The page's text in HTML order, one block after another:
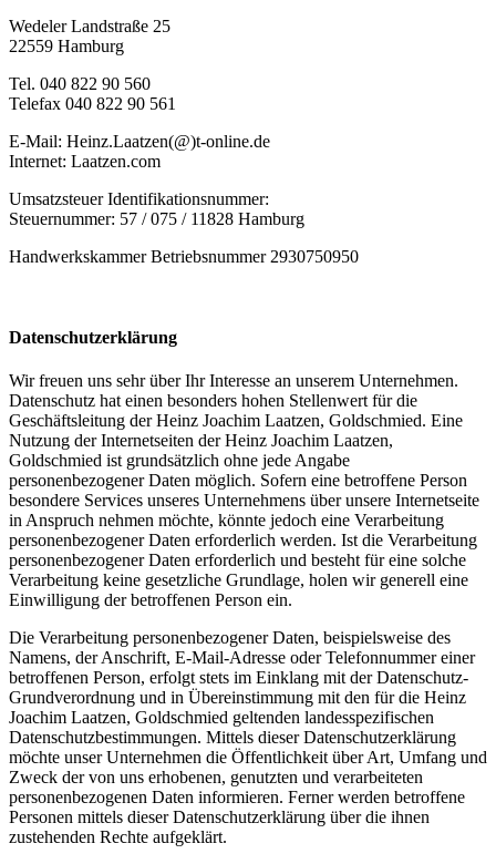
Wedeler Landstraße 25
22559 Hamburg
Tel. 040 822 90 560
Telefax 040 822 90 561
E-Mail: Heinz.Laatzen(@)t-online.de
Internet: Laatzen.com
Umsatzsteuer Identifikationsnummer:
Steuernummer: 57 / 075 / 11828 Hamburg
Handwerkskammer Betriebsnummer 2930750950
Datenschutzerklärung
Wir freuen uns sehr über Ihr Interesse an unserem Unternehmen.
Datenschutz hat einen besonders hohen Stellenwert für die
Geschäftsleitung der Heinz Joachim Laatzen, Goldschmied. Eine
Nutzung der Internetseiten der Heinz Joachim Laatzen,
Goldschmied ist grundsätzlich ohne jede Angabe
personenbezogener Daten möglich. Sofern eine betroffene Person
besondere Services unseres Unternehmens über unsere Internetseite
in Anspruch nehmen möchte, könnte jedoch eine Verarbeitung
personenbezogener Daten erforderlich werden. Ist die Verarbeitung
personenbezogener Daten erforderlich und besteht für eine solche
Verarbeitung keine gesetzliche Grundlage, holen wir generell eine
Einwilligung der betroffenen Person ein.
Die Verarbeitung personenbezogener Daten, beispielsweise des
Namens, der Anschrift, E-Mail-Adresse oder Telefonnummer einer
betroffenen Person, erfolgt stets im Einklang mit der Datenschutz-
Grundverordnung und in Übereinstimmung mit den für die Heinz
Joachim Laatzen, Goldschmied geltenden landesspezifischen
Datenschutzbestimmungen. Mittels dieser Datenschutzerklärung
möchte unser Unternehmen die Öffentlichkeit über Art, Umfang und
Zweck der von uns erhobenen, genutzten und verarbeiteten
personenbezogenen Daten informieren. Ferner werden betroffene
Personen mittels dieser Datenschutzerklärung über die ihnen
zustehenden Rechte aufgeklärt.